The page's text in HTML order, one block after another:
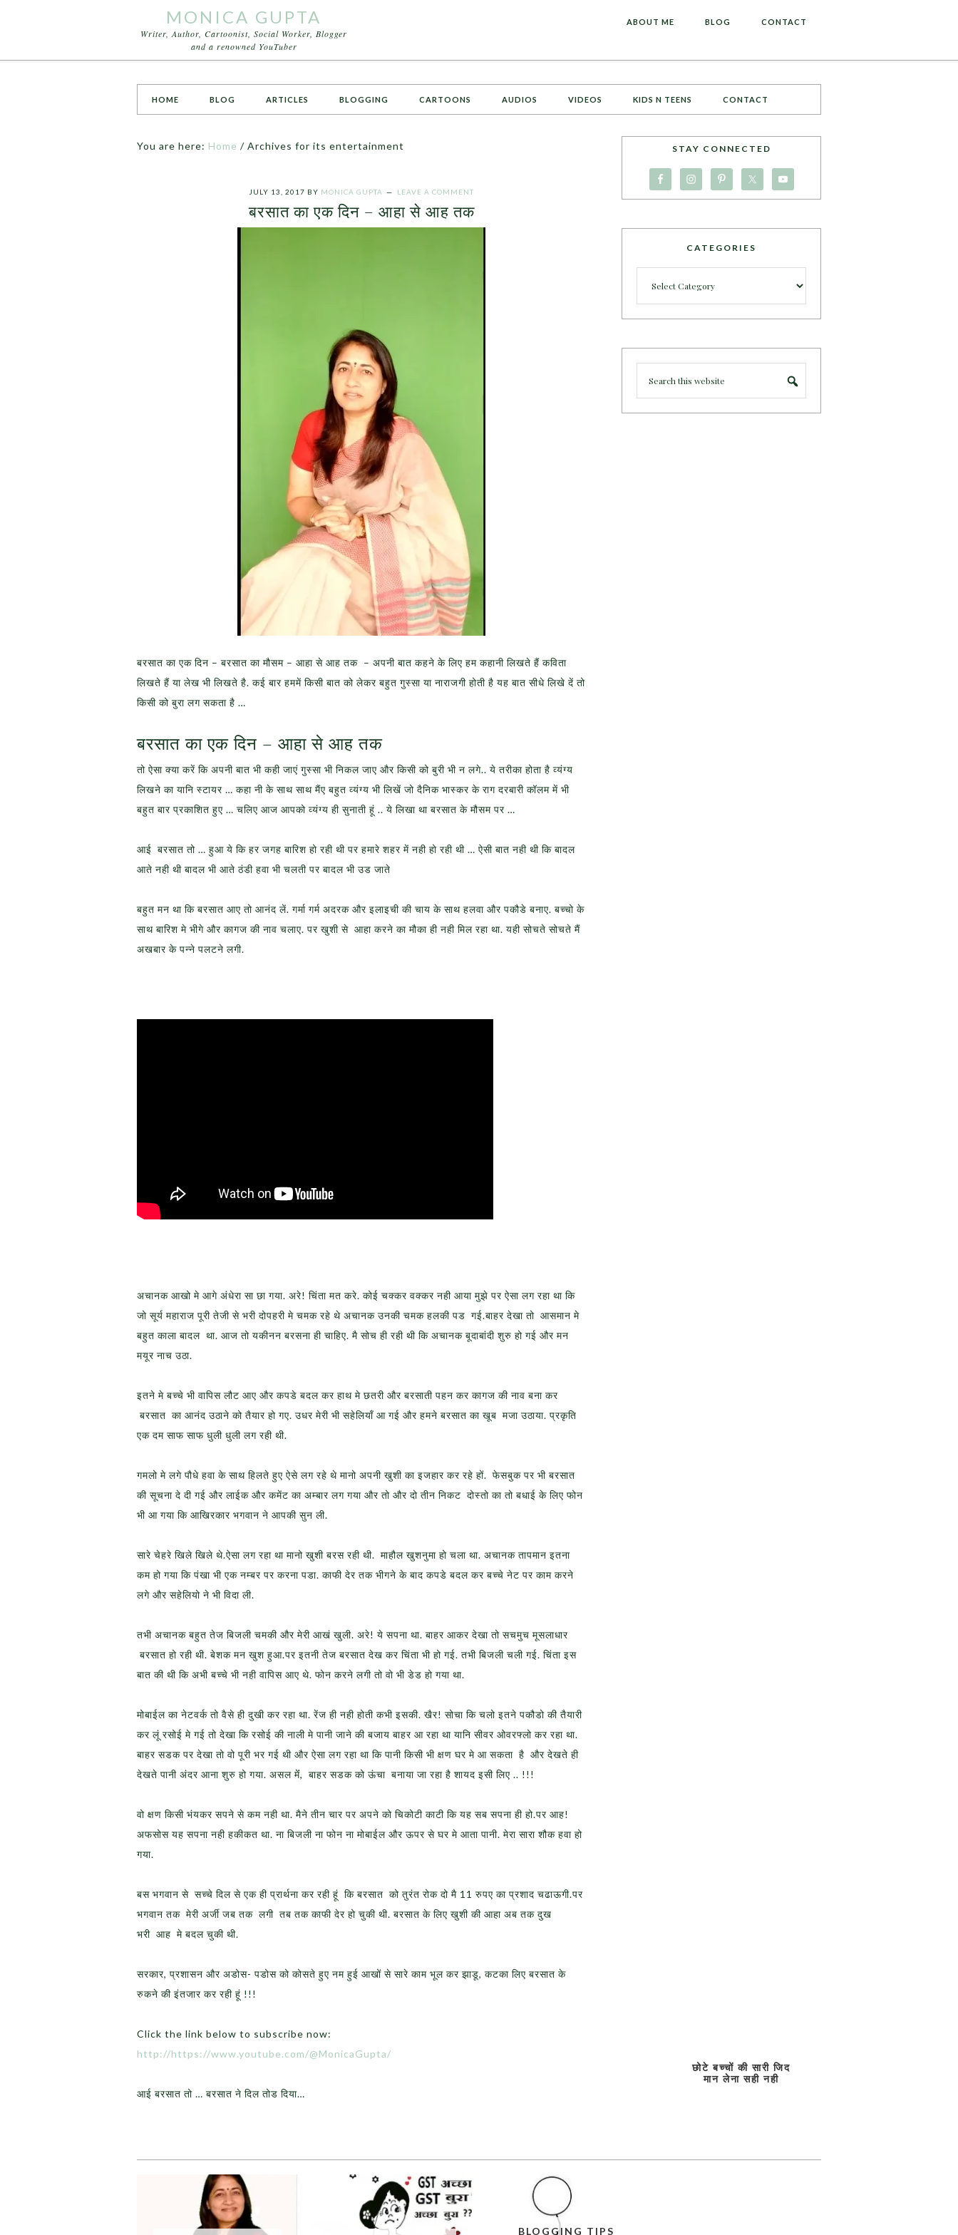
MONICA GUPTA
Writer, Author, Cartoonist, Social Worker, Blogger
and a renowned YouTuber
ABOUT ME BLOG CONTACT
HOME BLOG ARTICLES BLOGGING CARTOONS AUDIOS VIDEOS KIDS N TEENS CONTACT
You are here: Home / Archives for its entertainment
JULY 13, 2017 BY MONICA GUPTA LEAVE A COMMENT
बरसात का एक दिन – आहा से आह तक
बरसात का एक दिन – बरसात का मौसम – आहा से आह तक – अपनी बात कहने के लिए हम कहानी लिखते हैं कविता
लिखते हैं या लेख भी लिखते है. कई बार हममें किसी बात को लेकर बहुत गुस्सा या नाराजगी होती है यह बात सीधे लिखे दें तो
किसी को बुरा लग सकता है …
बरसात का एक दिन – आहा से आह तक
तो ऐसा क्या करें कि अपनी बात भी कही जाएं गुस्सा भी निकल जाए और किसी को बुरी भी न लगे.. ये तरीका होता है व्यंग्य
लिखने का यानि स्टायर … कहा नी के साथ साथ मैंए बहुत व्यंग्य भी लिखें जो दैनिक भास्कर के राग दरबारी कॉलम में भी
बहुत बार प्रकाशित हुए … चलिए आज आपको व्यंग्य ही सुनाती हूं .. ये लिखा था बरसात के मौसम पर …
आई बरसात तो … हुआ ये कि हर जगह बारिश हो रही थी पर हमारे शहर में नही हो रही थी … ऐसी बात नही थी कि बादल
आते नही थी बादल भी आते ठंडी हवा भी चलती पर बादल भी उड जाते
बहुत मन था कि बरसात आए तो आनंद लें. गर्मा गर्म अदरक और इलाइची की चाय के साथ हलवा और पकौडे बनाए. बच्चो के
साथ बारिश मे भीगे और कागज की नाव चलाए. पर खुशी से आहा करने का मौका ही नही मिल रहा था. यही सोचते सोचते मैं
अखबार के पन्ने पलटने लगी.
अचानक आखो मे आगे अंधेरा सा छा गया. अरे! चिंता मत करे. कोई चक्कर वक्कर नही आया मुझे पर ऐसा लग रहा था कि
जो सूर्य महाराज पूरी तेजी से भरी दोपहरी मे चमक रहे थे अचानक उनकी चमक हलकी पड गई.बाहर देखा तो आसमान मे
बहुत काला बादल था. आज तो यकीनन बरसना ही चाहिए. मै सोच ही रही थी कि अचानक बूदाबांदी शुरु हो गई और मन
मयूर नाच उठा.
इतने मे बच्चे भी वापिस लौट आए और कपडे बदल कर हाथ मे छतरी और बरसाती पहन कर कागज की नाव बना कर
बरसात का आनंद उठाने को तैयार हो गए. उधर मेरी भी सहेलियाँ आ गई और हमने बरसात का खूब मजा उठाया. प्रकृति
एक दम साफ साफ धुली धुली लग रही थी.
गमलो मे लगे पौधे हवा के साथ हिलते हुए ऐसे लग रहे थे मानो अपनी खुशी का इजहार कर रहे हों. फेसबुक पर भी बरसात
की सूचना दे दी गई और लाईक और कमेंट का अम्बार लग गया और तो और दो तीन निकट दोस्तो का तो बधाई के लिए फोन
भी आ गया कि आखिरकार भगवान ने आपकी सुन ली.
सारे चेहरे खिले खिले थे.ऐसा लग रहा था मानो खुशी बरस रही थी. माहौल खुशनुमा हो चला था. अचानक तापमान इतना
कम हो गया कि पंखा भी एक नम्बर पर करना पडा. काफी देर तक भीगने के बाद कपडे बदल कर बच्चे नेट पर काम करने
लगे और सहेलियो ने भी विदा ली.
तभी अचानक बहुत तेज बिजली चमकी और मेरी आखं खुली. अरे! ये सपना था. बाहर आकर देखा तो सचमुच मूसलाधार
बरसात हो रही थी. बेशक मन खुश हुआ.पर इतनी तेज बरसात देख कर चिंता भी हो गई. तभी बिजली चली गई. चिंता इस
बात की थी कि अभी बच्चे भी नही वापिस आए थे. फोन करने लगी तो वो भी डेड हो गया था.
मोबाईल का नेटवर्क तो वैसे ही दुखी कर रहा था. रेंज ही नही होती कभी इसकी. खैर! सोचा कि चलो इतने पकौडो की तैयारी
कर लूं रसोई मे गई तो देखा कि रसोई की नाली मे पानी जाने की बजाय बाहर आ रहा था यानि सीवर ओवरफ्लो कर रहा था.
बाहर सडक पर देखा तो वो पूरी भर गई थी और ऐसा लग रहा था कि पानी किसी भी क्षण घर मे आ सकता है और देखते ही
देखते पानी अंदर आना शुरु हो गया. असल मेंं, बाहर सडक को ऊंचा बनाया जा रहा है शायद इसी लिए .. !!!
वो क्षण किसी भंयकर सपने से कम नही था. मैने तीन चार पर अपने को चिकोटी काटी कि यह सब सपना ही हो.पर आह!
अफसोस यह सपना नही हकीकत था. ना बिजली ना फोन ना मोबाईल और ऊपर से घर मे आता पानी. मेरा सारा शौक हवा हो
गया.
बस भगवान से सच्चे दिल से एक ही प्रार्थना कर रही हूं कि बरसात को तुरंत रोक दो मै 11 रुपए का प्रशाद चढाऊगी.पर
भगवान तक मेरी अर्जी जब तक लगी तब तक काफी देर हो चुकी थी. बरसात के लिए खुशी की आहा अब तक दुख
भरी आह मे बदल चुकी थी.
सरकार, प्रशासन और अडोस- पडोस को कोसते हुए नम हुई आखों से सारे काम भूल कर झाडू, कटका लिए बरसात के
रुकने की इंतजार कर रही हूं !!!
Click the link below to subscribe now:
http://https://www.youtube.com/@MonicaGupta/
आई बरसात तो … बरसात ने दिल तोड दिया…
STAY CONNECTED
CATEGORIES
छोटे बच्चों की सारी जिद
मान लेना सही नही
BLOGGING TIPS